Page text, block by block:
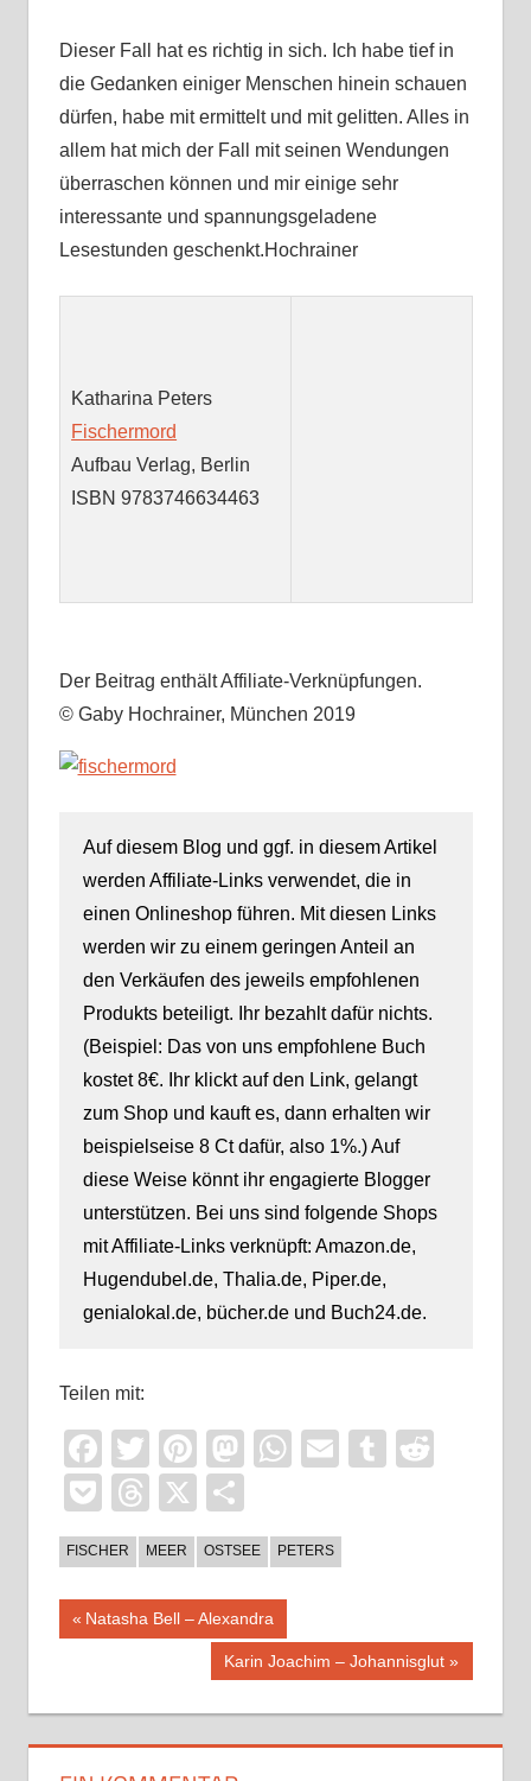
Dieser Fall hat es richtig in sich. Ich habe tief in
die Gedanken einiger Menschen hinein schauen
dürfen, habe mit ermittelt und mit gelitten. Alles in
allem hat mich der Fall mit seinen Wendungen
überraschen können und mir einige sehr
interessante und spannungsgeladene
Lesestunden geschenkt.Hochrainer
Katharina Peters
Fischermord
Aufbau Verlag, Berlin
ISBN 9783746634463
Der Beitrag enthält Affiliate-Verknüpfungen.
© Gaby Hochrainer, München 2019
Auf diesem Blog und ggf. in diesem Artikel
werden Affiliate-Links verwendet, die in
einen Onlineshop führen. Mit diesen Links
werden wir zu einem geringen Anteil an
den Verkäufen des jeweils empfohlenen
Produkts beteiligt. Ihr bezahlt dafür nichts.
(Beispiel: Das von uns empfohlene Buch
kostet 8€. Ihr klickt auf den Link, gelangt
zum Shop und kauft es, dann erhalten wir
beispielseise 8 Ct dafür, also 1%.) Auf
diese Weise könnt ihr engagierte Blogger
unterstützen. Bei uns sind folgende Shops
mit Affiliate-Links verknüpft: Amazon.de,
Hugendubel.de, Thalia.de, Piper.de,
genialokal.de, bücher.de und Buch24.de.
Teilen mit:
Facebook
TwitterPinterest
Mastodon
WhatsApp
EmailTumblr
PocketThreads
X
FISCHER MEER OSTSEE PETERS
Beitragsnavigation
Vorheriger
Natasha Bell – Alexandra
Nächster
Karin Joachim – Johannisglut